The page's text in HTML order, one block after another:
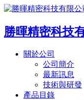
勝暉精密科技
關於公司
公司簡介
最新訊息
技術與研發
產品目錄